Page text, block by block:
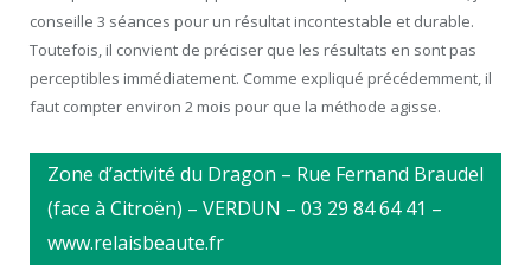
conseille 3 séances pour un résultat incontestable et durable.
Toutefois, il convient de préciser que les résultats en sont pas
perceptibles immédiatement. Comme expliqué précédemment, il
faut compter environ 2 mois pour que la méthode agisse.
Zone d’activité du Dragon – Rue Fernand Braudel
(face à Citroën) – VERDUN – 03 29 84 64 41 –
www.relaisbeaute.fr